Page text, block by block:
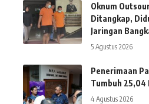
Oknum
Ditangkap,
Jaringan
5 Agustus 2026
Penerimaan
Tumbuh 25,04
4 Agustus 2026